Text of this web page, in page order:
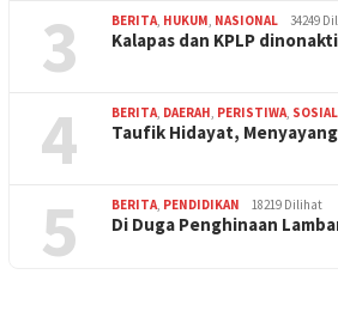
3 BERITA HUKUM NASIONAL 34249
Kalapas dan KPLP
4 BERITA DAERAH PERISTIWA SOSIAL
Taufik Hidayat,
5 BERITA PENDIDIKAN 18219 Dilihat
Di Duga Penghinaan